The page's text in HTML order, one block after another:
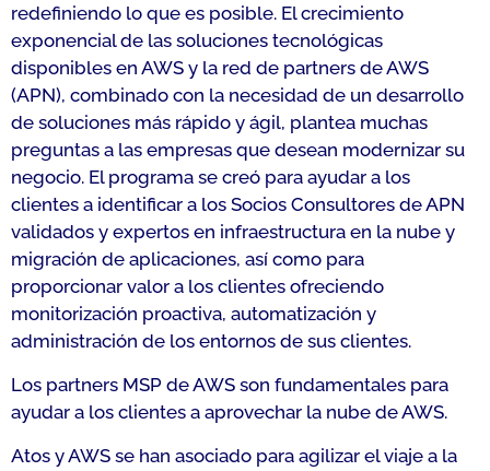
redefiniendo lo que es posible. El crecimiento
exponencial de las soluciones tecnológicas
disponibles en AWS y la red de partners de AWS
(APN), combinado con la necesidad de un desarrollo
de soluciones más rápido y ágil, plantea muchas
preguntas a las empresas que desean modernizar su
negocio. El programa se creó para ayudar a los
clientes a identificar a los Socios Consultores de APN
validados y expertos en infraestructura en la nube y
migración de aplicaciones, así como para
proporcionar valor a los clientes ofreciendo
monitorización proactiva, automatización y
administración de los entornos de sus clientes.
Los partners MSP de AWS son fundamentales para
ayudar a los clientes a aprovechar la nube de AWS.
Atos y AWS se han asociado para agilizar el viaje a la